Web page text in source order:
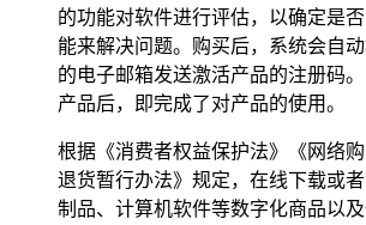
的功能对软件进行评估，以确定是
能来解决问题。购买后，系统会自
的电子邮箱发送激活产品的注册码
产品后，即完成了对产品的使用。
根据《消费者权益保护法》《网络
退货暂行办法》规定，在线下载或
制品、计算机软件等数字化商品以